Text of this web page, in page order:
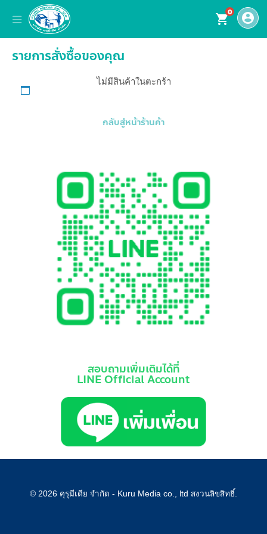
account_circle
shopping_cart0
รายการสั่งซื้อของคุณ
ไม่มีสินค้าในตะกร้า
กลับสู่หน้าร้านค้า
สอบถามเพิ่มเติมได้ที่
LINE Official Account
© 2026 คุรุมีเดีย จำกัด - Kuru Media co., ltd สงวนลิขสิทธิ์.